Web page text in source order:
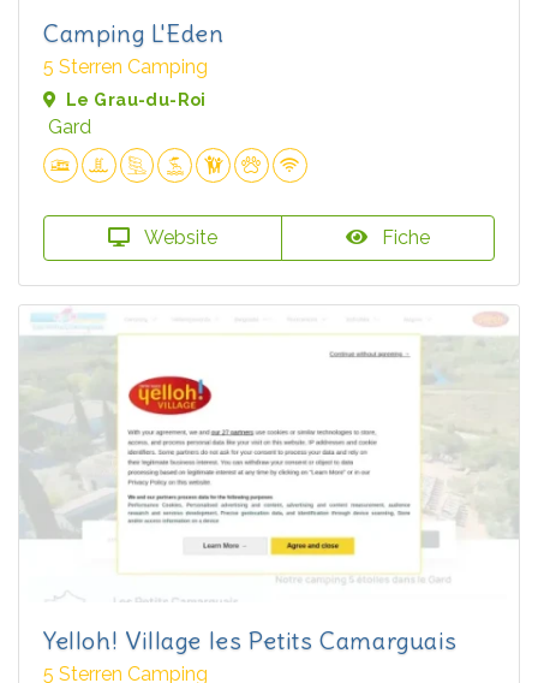
Camping L'Eden
5 Sterren Camping
Le Grau-du-Roi
Gard
Website Fiche
Yelloh! Village les Petits Camarguais
5 Sterren Camping